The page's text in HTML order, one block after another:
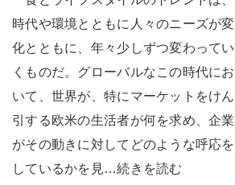
時代や環境とともに人々のニーズが変
化とともに、年々少しずつ変わってい
くものだ。グローバルなこの時代にお
いて、世界が、特にマーケットをけん
引する欧米の生活者が何を求め、企業
がその動きに対してどのような呼応を
しているかを見…続きを読む